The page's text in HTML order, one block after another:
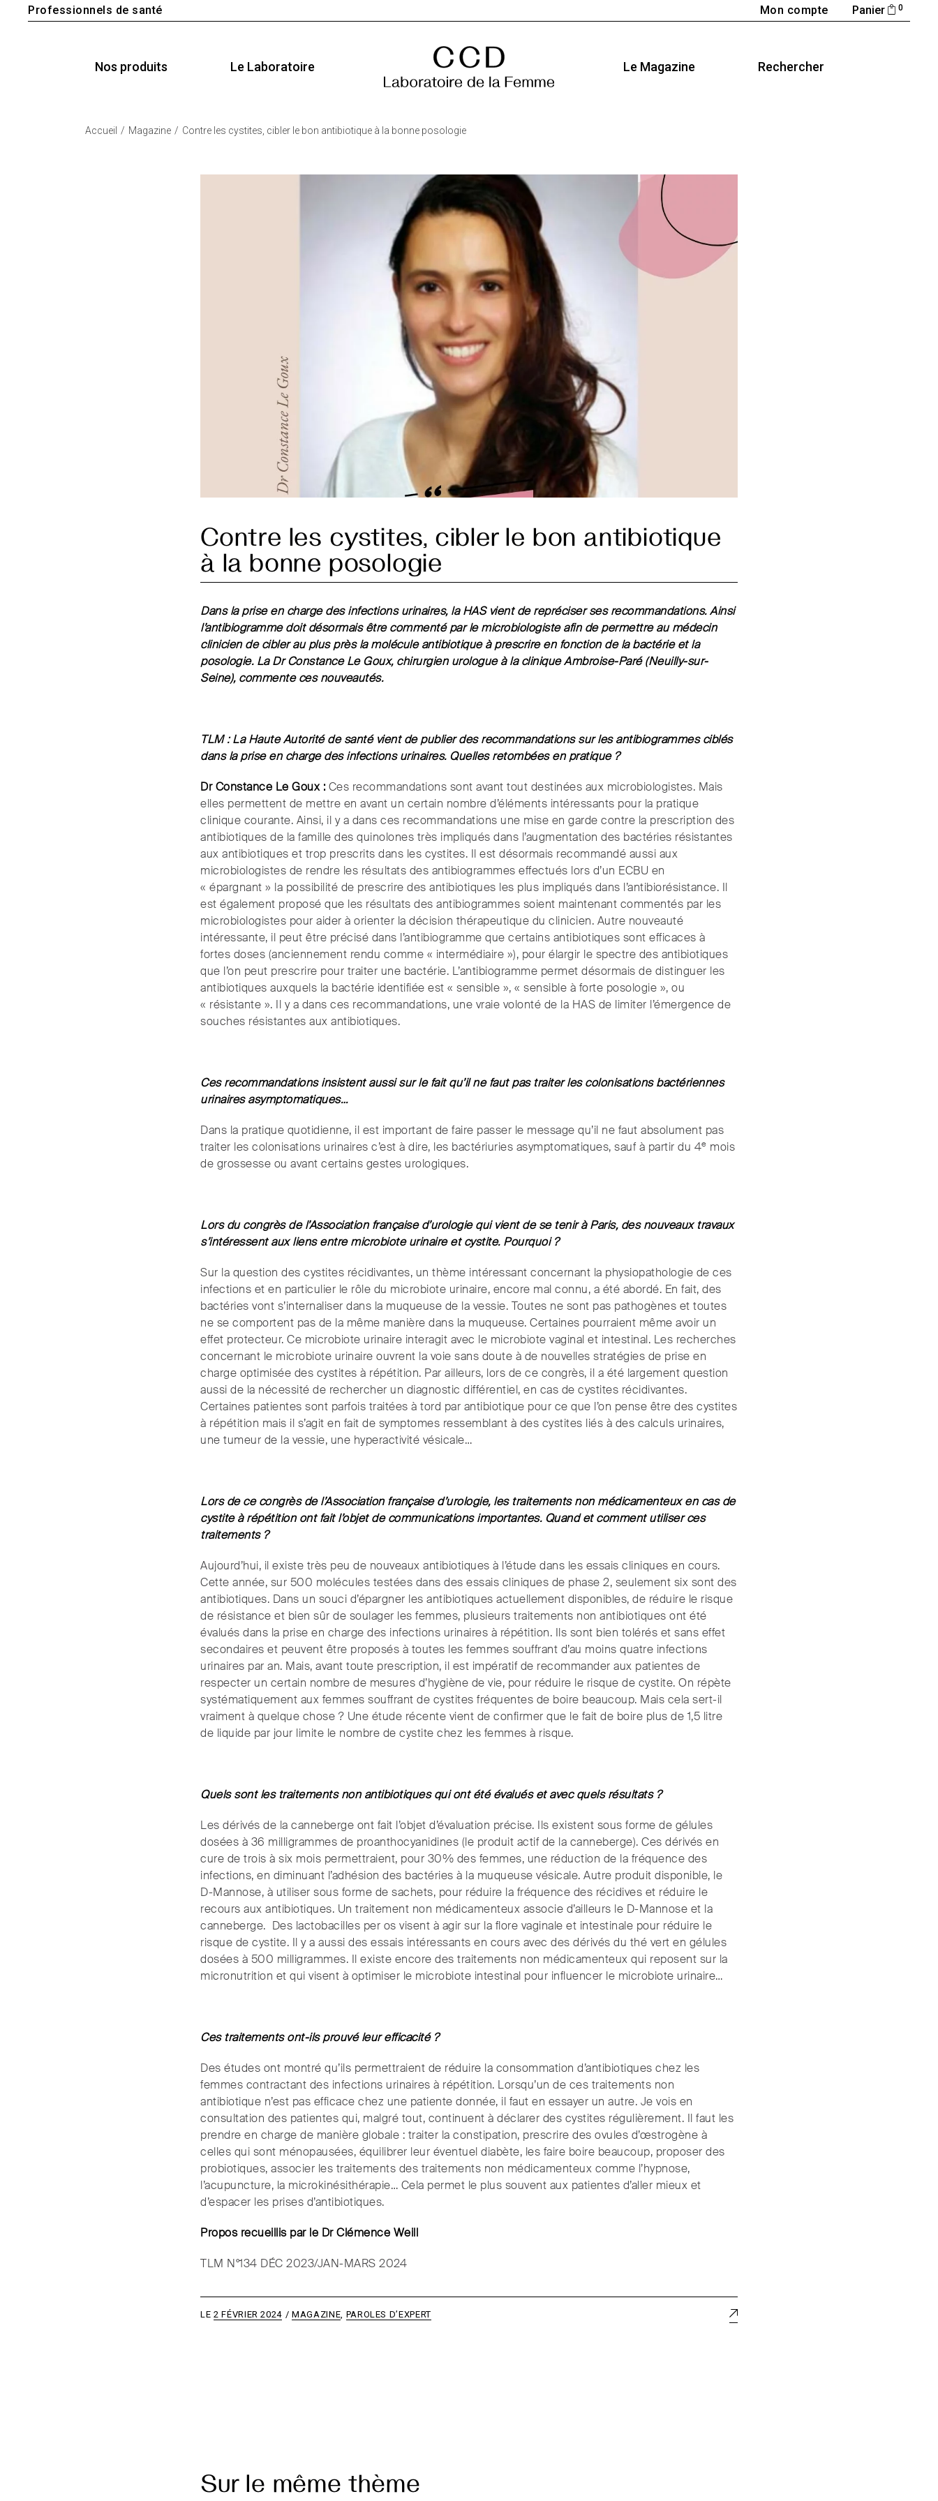
Professionnels de santé Mon compte Panier 0
Nos produits Le Laboratoire Le Magazine Rechercher
Accueil Magazine Contre les cystites, cibler le bon antibiotique à la bonne posologie
Contre les cystites, cibler le bon antibiotique
à la bonne posologie
Dans la prise en charge des infections urinaires, la HAS vient de repréciser ses recommandations. Ainsi
l’antibiogramme doit désormais être commenté par le microbiologiste afin de permettre au médecin
clinicien de cibler au plus près la molécule antibiotique à prescrire en fonction de la bactérie et la
posologie. La Dr Constance Le Goux, chirurgien urologue à la clinique Ambroise-Paré (Neuilly-sur-
Seine), commente ces nouveautés.
TLM : La Haute Autorité de santé vient de publier des recommandations sur les antibiogrammes ciblés
dans la prise en charge des infections urinaires. Quelles retombées en pratique ?
Dr Constance Le Goux :Ces recommandations sont avant tout destinées aux microbiologistes. Mais
elles permettent de mettre en avant un certain nombre d’éléments intéressants pour la pratique
clinique courante. Ainsi, il y a dans ces recommandations une mise en garde contre la prescription des
antibiotiques de la famille des quinolones très impliqués dans l’augmentation des bactéries résistantes
aux antibiotiques et trop prescrits dans les cystites. Il est désormais recommandé aussi aux
microbiologistes de rendre les résultats des antibiogrammes effectués lors d’un ECBU en
« épargnant » la possibilité de prescrire des antibiotiques les plus impliqués dans l’antibiorésistance. Il
est également proposé que les résultats des antibiogrammes soient maintenant commentés par les
microbiologistes pour aider à orienter la décision thérapeutique du clinicien. Autre nouveauté
intéressante, il peut être précisé dans l’antibiogramme que certains antibiotiques sont efficaces à
fortes doses (anciennement rendu comme « intermédiaire »), pour élargir le spectre des antibiotiques
que l’on peut prescrire pour traiter une bactérie. L’antibiogramme permet désormais de distinguer les
antibiotiques auxquels la bactérie identifiée est « sensible », « sensible à forte posologie », ou
« résistante ». Il y a dans ces recommandations, une vraie volonté de la HAS de limiter l’émergence de
souches résistantes aux antibiotiques.
Ces recommandations insistent aussi sur le fait qu’il ne faut pas traiter les colonisations bactériennes
urinaires asymptomatiques…
Dans la pratique quotidienne, il est important de faire passer le message qu’il ne faut absolument pas
traiter les colonisations urinaires c’est à dire, les bactériuries asymptomatiques, sauf à partir du 4e mois
de grossesse ou avant certains gestes urologiques.
Lors du congrès de l’Association française d’urologie qui vient de se tenir à Paris, des nouveaux travaux
s’intéressent aux liens entre microbiote urinaire et cystite. Pourquoi ?
Sur la question des cystites récidivantes, un thème intéressant concernant la physiopathologie de ces
infections et en particulier le rôle du microbiote urinaire, encore mal connu, a été abordé. En fait, des
bactéries vont s’internaliser dans la muqueuse de la vessie. Toutes ne sont pas pathogènes et toutes
ne se comportent pas de la même manière dans la muqueuse. Certaines pourraient même avoir un
effet protecteur. Ce microbiote urinaire interagit avec le microbiote vaginal et intestinal. Les recherches
concernant le microbiote urinaire ouvrent la voie sans doute à de nouvelles stratégies de prise en
charge optimisée des cystites à répétition. Par ailleurs, lors de ce congrès, il a été largement question
aussi de la nécessité de rechercher un diagnostic différentiel, en cas de cystites récidivantes.
Certaines patientes sont parfois traitées à tord par antibiotique pour ce que l’on pense être des cystites
à répétition mais il s’agit en fait de symptomes ressemblant à des cystites liés à des calculs urinaires,
une tumeur de la vessie, une hyperactivité vésicale…
Lors de ce congrès de l’Association française d’urologie, les traitements non médicamenteux en cas de
cystite à répétition ont fait l’objet de communications importantes. Quand et comment utiliser ces
traitements ?
Aujourd’hui, il existe très peu de nouveaux antibiotiques à l’étude dans les essais cliniques en cours.
Cette année, sur 500 molécules testées dans des essais cliniques de phase 2, seulement six sont des
antibiotiques. Dans un souci d’épargner les antibiotiques actuellement disponibles, de réduire le risque
de résistance et bien sûr de soulager les femmes, plusieurs traitements non antibiotiques ont été
évalués dans la prise en charge des infections urinaires à répétition. Ils sont bien tolérés et sans effet
secondaires et peuvent être proposés à toutes les femmes souffrant d’au moins quatre infections
urinaires par an. Mais, avant toute prescription, il est impératif de recommander aux patientes de
respecter un certain nombre de mesures d’hygiène de vie, pour réduire le risque de cystite. On répète
systématiquement aux femmes souffrant de cystites fréquentes de boire beaucoup. Mais cela sert-il
vraiment à quelque chose ? Une étude récente vient de confirmer que le fait de boire plus de 1,5 litre
de liquide par jour limite le nombre de cystite chez les femmes à risque.
Quels sont les traitements non antibiotiques qui ont été évalués et avec quels résultats ?
Les dérivés de la canneberge ont fait l’objet d’évaluation précise. Ils existent sous forme de gélules
dosées à 36 milligrammes de proanthocyanidines (le produit actif de la canneberge). Ces dérivés en
cure de trois à six mois permettraient, pour 30% des femmes, une réduction de la fréquence des
infections, en diminuant l’adhésion des bactéries à la muqueuse vésicale. Autre produit disponible, le
D-Mannose, à utiliser sous forme de sachets, pour réduire la fréquence des récidives et réduire le
recours aux antibiotiques. Un traitement non médicamenteux associe d’ailleurs le D-Mannose et la
canneberge. Des lactobacilles per os visent à agir sur la flore vaginale et intestinale pour réduire le
risque de cystite. Il y a aussi des essais intéressants en cours avec des dérivés du thé vert en gélules
dosées à 500 milligrammes. Il existe encore des traitements non médicamenteux qui reposent sur la
micronutrition et qui visent à optimiser le microbiote intestinal pour influencer le microbiote urinaire…
Ces traitements ont-ils prouvé leur efficacité ?
Des études ont montré qu’ils permettraient de réduire la consommation d’antibiotiques chez les
femmes contractant des infections urinaires à répétition. Lorsqu’un de ces traitements non
antibiotique n’est pas efficace chez une patiente donnée, il faut en essayer un autre. Je vois en
consultation des patientes qui, malgré tout, continuent à déclarer des cystites régulièrement. Il faut les
prendre en charge de manière globale : traiter la constipation, prescrire des ovules d’œstrogène à
celles qui sont ménopausées, équilibrer leur éventuel diabète, les faire boire beaucoup, proposer des
probiotiques, associer les traitements des traitements non médicamenteux comme l’hypnose,
l’acupuncture, la microkinésithérapie… Cela permet le plus souvent aux patientes d’aller mieux et
d’espacer les prises d’antibiotiques.
Propos recueillis par le Dr Clémence Weill
TLM N°134 DÉC 2023/JAN-MARS 2024
LE 2 FÉVRIER 2024 MAGAZINE, PAROLES D’EXPERT
Sur le même thème